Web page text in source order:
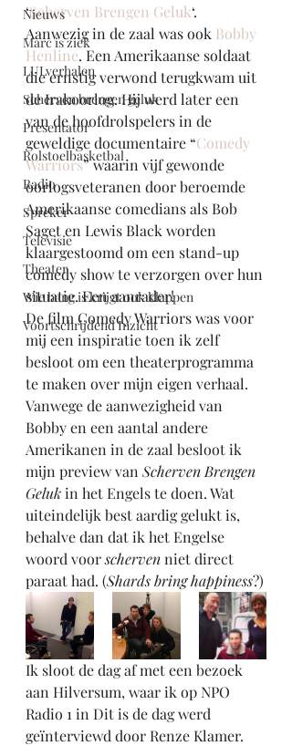
Nieuws
Marc is ziek
LULverhalen
Scherven brengen geluk
Presentator
Rolstoelbasketbal
Radio
Spreker
Televisie
Theater
Wie bang is krijgt ook klappen
Voortschrijdend Inzicht
‘Scherven Brengen Geluk‘.
Aanwezig in de zaal was ook Bobby
Henline. Een Amerikaanse soldaat
die ernstig verwond terugkwam uit
de Irakoorlog. Hij werd later een
van de hoofdrolspelers in de
geweldige documentaire “Comedy
Warriors” waarin vijf gewonde
oorlogsveteranen door beroemde
Amerikaanse comedians als Bob
Saget en Lewis Black worden
klaargestoomd om een stand-up
comedy show te verzorgen over hun
situatie. Een aanrader!
De film Comedy Warriors was voor
mij een inspiratie toen ik zelf
besloot om een theaterprogramma
te maken over mijn eigen verhaal.
Vanwege de aanwezigheid van
Bobby en een aantal andere
Amerikanen in de zaal besloot ik
mijn preview van Scherven Brengen
Geluk in het Engels te doen. Wat
uiteindelijk best aardig gelukt is,
behalve dan dat ik het Engelse
woord voor scherven niet direct
paraat had. (Shards bring happiness?)
Ik sloot de dag af met een bezoek
aan Hilversum, waar ik op NPO
Radio 1 in Dit is de dag werd
geïnterviewd door Renze Klamer.